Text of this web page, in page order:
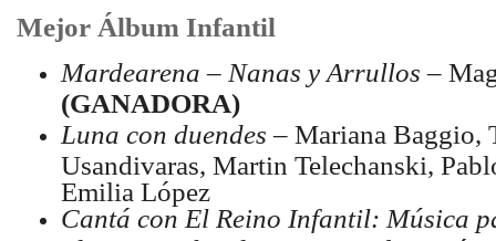
Mejor Álbum Infantil
Mardearena – Nanas y Arrullos –
(GANADORA)
Luna con duendes – Mariana Baggio,
Usandivaras, Martin Telechanski,
Emilia López
Cantá con El Reino Infantil: Música